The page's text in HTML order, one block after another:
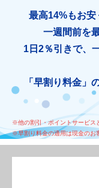
最高14%もお安
一週間前を
1日2％引きで、
「早割り料金」
※他の割引・ポイントサービス
※早割り料金の適用は現金のお